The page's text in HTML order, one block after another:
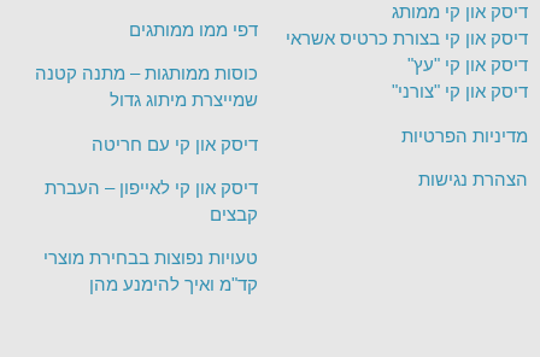
דפי ממו ממותגים
כוסות ממותגות – מתנה קטנה
שמייצרת מיתוג גדול
דיסק און קי עם חריטה
דיסק און קי לאייפון – העברת
קבצים
טעויות נפוצות בבחירת מוצרי
קד"מ ואיך להימנע מהן
דיסק און קי ממותג
דיסק און קי בצורת כרטיס אשראי
דיסק און קי "עץ"
דיסק און קי "צורני"
מדיניות הפרטיות
הצהרת נגישות